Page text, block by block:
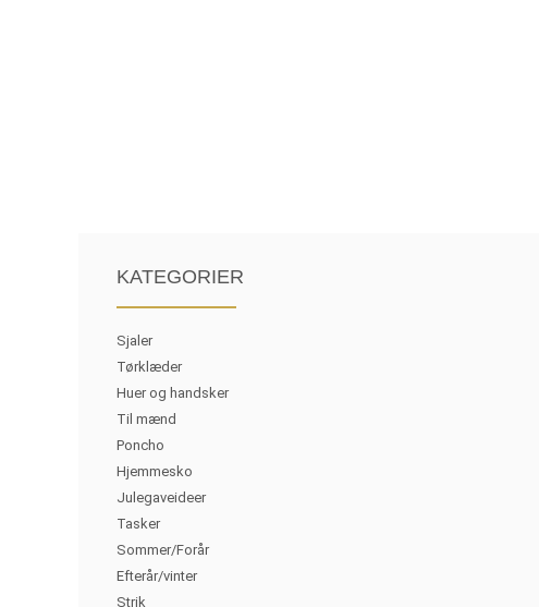
KATEGORIER
Sjaler
Tørklæder
Huer og handsker
Til mænd
Poncho
Hjemmesko
Julegaveideer
Tasker
Sommer/Forår
Efterår/vinter
Strik